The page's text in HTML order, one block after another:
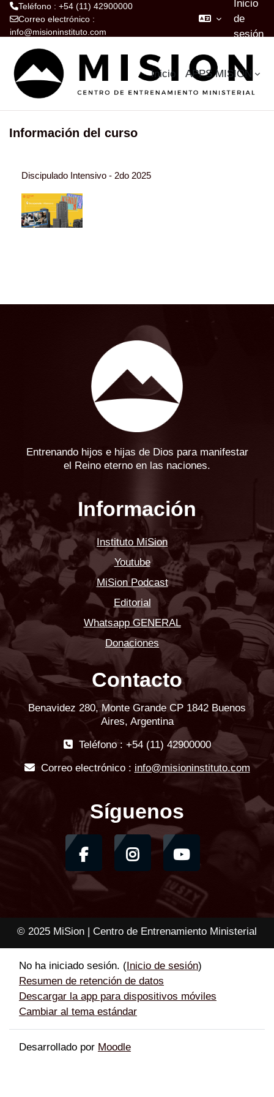
Teléfono : +54 (11) 42900000
Correo electrónico :
info@misioninstituto.com
Inicio
de
sesión
Inicio APPS MISION
Información del curso
Discipulado Intensivo - 2do 2025
Entrenando hijos e hijas de Dios para manifestar
el Reino eterno en las naciones.
Información
Instituto MiSion
Youtube
MiSion Podcast
Editorial
Whatsapp GENERAL
Donaciones
Contacto
Benavidez 280, Monte Grande CP 1842 Buenos
Aires, Argentina
Teléfono : +54 (11) 42900000
Correo electrónico : info@misioninstituto.com
Síguenos
© 2025 MiSion | Centro de Entrenamiento Ministerial
No ha iniciado sesión. ( Inicio de sesión)
Resumen de retención de datos
Descargar la app para dispositivos móviles
Cambiar al tema estándar
Desarrollado por Moodle